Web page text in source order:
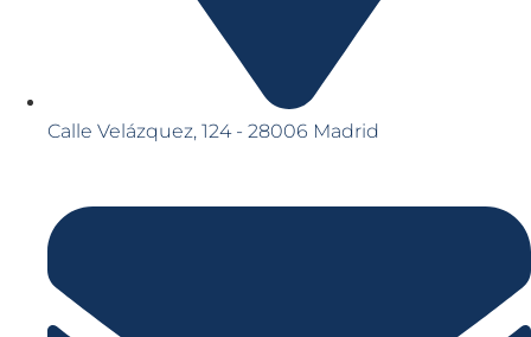
Calle Velázquez, 124 - 28006 Madrid